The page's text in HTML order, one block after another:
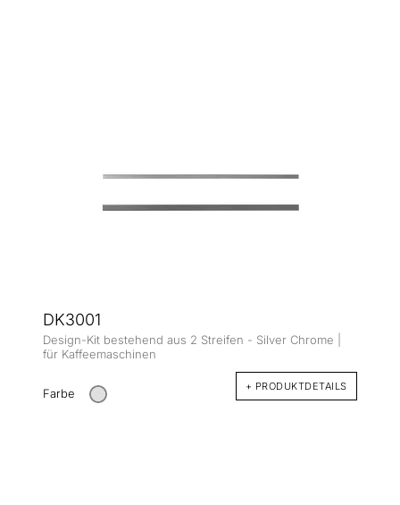
DK3001
Design-Kit bestehend aus 2 Streifen - Silver Chrome |
für Kaffeemaschinen
Farbe + PRODUKTDETAILS